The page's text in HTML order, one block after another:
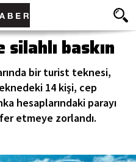
baskın
bir turist teknesi,
14 kişi, cep
hesaplarındaki parayı
etmeye zorlandı.